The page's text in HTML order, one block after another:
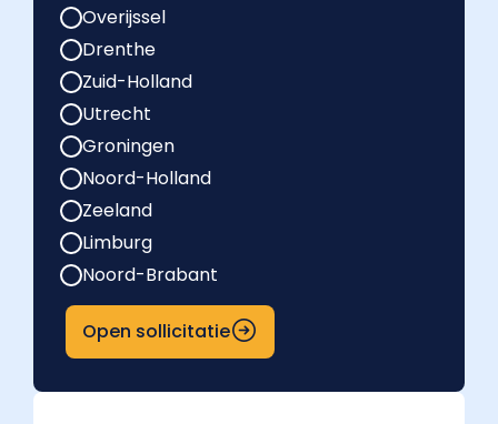
Overijssel
Drenthe
Zuid-Holland
Utrecht
Groningen
Noord-Holland
Zeeland
Limburg
Noord-Brabant
Open sollicitatie